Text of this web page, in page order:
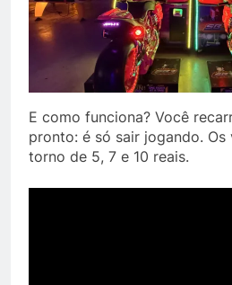
E como funciona? Você
pronto: é só sair jogando. Os
torno de 5, 7 e 10 reais.